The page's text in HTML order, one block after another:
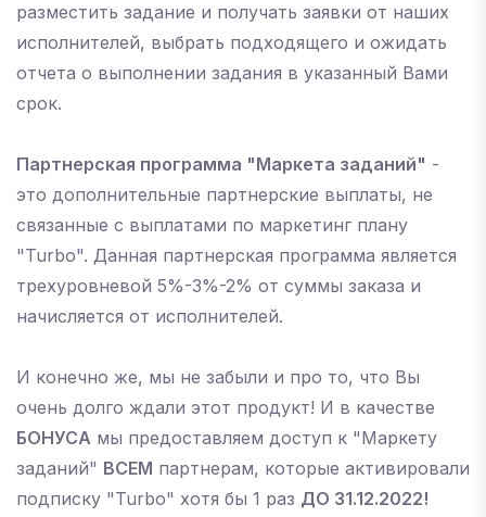
разместить задание и получать заявки от наших
исполнителей, выбрать подходящего и ожидать
отчета о выполнении задания в указанный Вами
срок.
Партнерская программа "Маркета заданий" -
это дополнительные партнерские выплаты, не
связанные с выплатами по маркетинг плану
"Turbo". Данная партнерская программа является
трехуровневой 5%-3%-2% от суммы заказа и
начисляется от исполнителей.
И конечно же, мы не забыли и про то, что Вы
очень долго ждали этот продукт! И в качестве
БОНУСА мы предоставляем доступ к "Маркету
заданий" ВСЕМ партнерам, которые активировали
подписку "Turbo" хотя бы 1 раз ДО 31.12.2022!